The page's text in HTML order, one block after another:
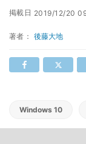
掲載日 2019/12/20
著者： 後藤大地
Windows 10